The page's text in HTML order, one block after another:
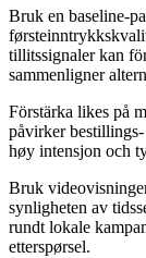
Bruk en baseline-
tillitssignaler kan
sammenligner
Förstärka likes på
påvirker
høy intensjon och
Bruk
synligheten av
rundt lokale
etterspørsel.